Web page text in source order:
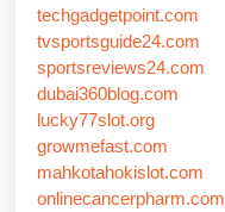
techgadgetpoint.com
tvsportsguide24.com
sportsreviews24.com
dubai360blog.com
lucky77slot.org
growmefast.com
mahkotahokislot.com
onlinecancerpharm.com